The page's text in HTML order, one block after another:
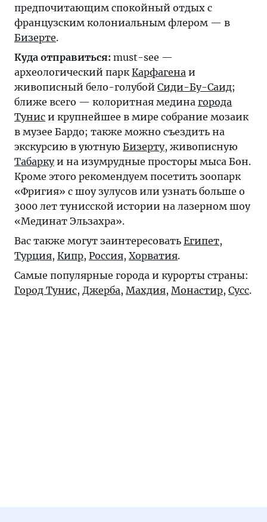
предпочитающим спокойный отдых с
французским колониальным флером — в
Бизерте.
Куда отправиться: must-see —
археологический паркКарфагена и
живописный бело-голубой Сиди-Бу-Саид;
ближе всего — колоритная медина города
Тунис и крупнейшее в мире собрание мозаик
в музее Бардо; также можно съездить на
экскурсию в уютную Бизерту, живописную
Табаркуи на изумрудные просторы мыса Бон.
Кроме этого рекомендуем посетить зоопарк
«Фригия» с шоу зулусов или узнать больше о
3000 лет тунисской истории на лазерном шоу
«Мединат Эльзахра».
Вас также могут заинтересовать Египет,
Турция, Кипр, Россия, Хорватия.
Самые популярные города и курорты страны:
Город Тунис, Джерба, Махдия, Монастир, Сусс.